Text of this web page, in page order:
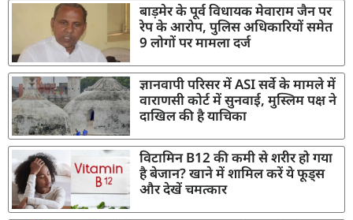
बाड़मेर के पूर्व विधायक मेवाराम जैन पर
रेप के आरोप, पुलिस अधिकारियों समेत
9 लोगों पर मामला दर्ज
ज्ञानवापी परिसर में ASI सर्वे के मामले में
वाराणसी कोर्ट में सुनवाई, मुस्लिम पक्ष ने
दाखिल की है याचिका
विटामिन B12 की कमी से शरीर हो गया
है बेजान? खाने में शामिल करें ये फूड्स
और देखें चमत्कार